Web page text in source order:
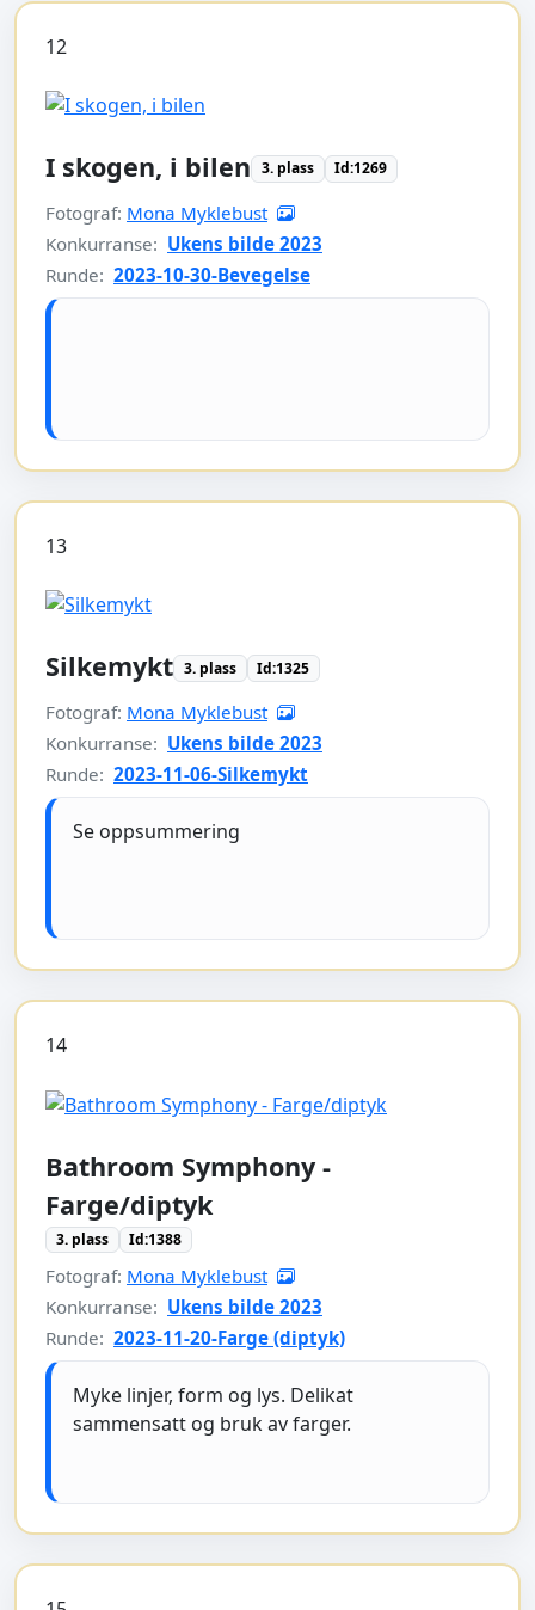
12
I skogen, i bilen 3. plass Id:1269
Fotograf: Mona Myklebust
Konkurranse: Ukens bilde 2023
Runde: 2023-10-30-Bevegelse
13
Silkemykt 3. plass Id:1325
Fotograf: Mona Myklebust
Konkurranse: Ukens bilde 2023
Runde: 2023-11-06-Silkemykt
Se oppsummering
14
Bathroom Symphony -
Farge/diptyk
3. plass Id:1388
Fotograf: Mona Myklebust
Konkurranse: Ukens bilde 2023
Runde: 2023-11-20-Farge (diptyk)
Myke linjer, form og lys. Delikat
sammensatt og bruk av farger.